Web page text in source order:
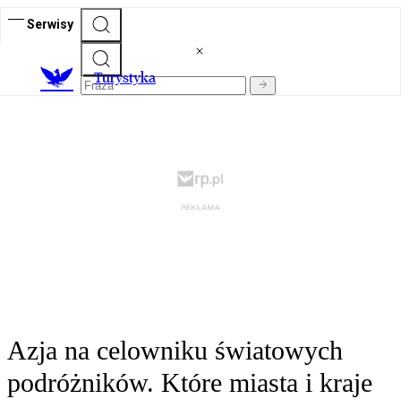
Serwisy
Turystyka
Azja na celowniku światowych
podróżników. Które miasta i kraje